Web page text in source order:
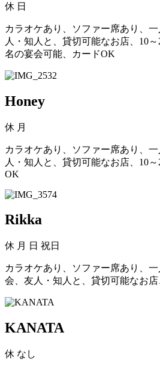
休 日
カラオケあり、ソファー席あり、
人・知人と、貸切可能なお店、10
名の宴会可能、カードOK
Honey
休 月
カラオケあり、ソファー席あり、
人・知人と、貸切可能なお店、10
OK
Rikka
休 月 日 祝日
カラオケあり、ソファー席あり、
会、友人・知人と、貸切可能なお
KANATA
休 なし